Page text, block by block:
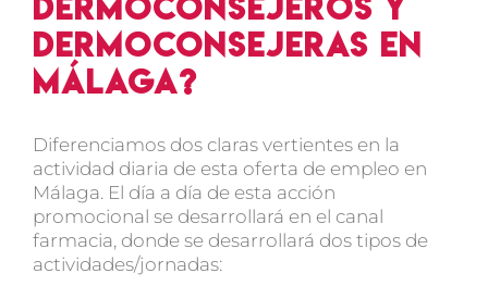
dermoconsejeras en
Málaga?
Diferenciamos dos claras vertientes en la
actividad diaria de esta oferta de empleo en
Málaga. El día a día de esta acción
promocional se desarrollará en el canal
farmacia, donde se desarrollará dos tipos de
actividades/jornadas: